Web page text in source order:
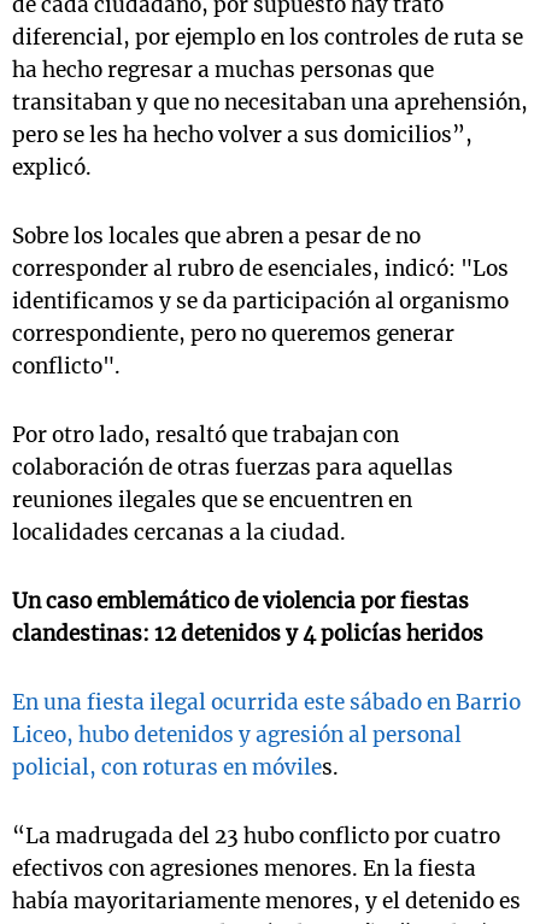
diferencial, por ejemplo en los controles de ruta se
ha hecho regresar a muchas personas que
transitaban y que no necesitaban una aprehensión,
pero se les ha hecho volver a sus domicilios”,
explicó.
Sobre los locales que abren a pesar de no
corresponder al rubro de esenciales, indicó: "Los
identificamos y se da participación al organismo
correspondiente, pero no queremos generar
conflicto".
Por otro lado, resaltó que trabajan con
colaboración de otras fuerzas para aquellas
reuniones ilegales que se encuentren en
localidades cercanas a la ciudad.
Un caso emblemático de violencia por fiestas
clandestinas: 12 detenidos y 4 policías heridos
En una fiesta ilegal ocurrida este sábado en Barrio
Liceo, hubo detenidos y agresión al personal
policial, con roturas en móviles.
“La madrugada del 23 hubo conflicto por cuatro
efectivos con agresiones menores. En la fiesta
había mayoritariamente menores, y el detenido es